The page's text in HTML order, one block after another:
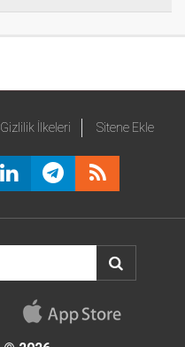
Gizlilik İlkeleri Sitene Ekle